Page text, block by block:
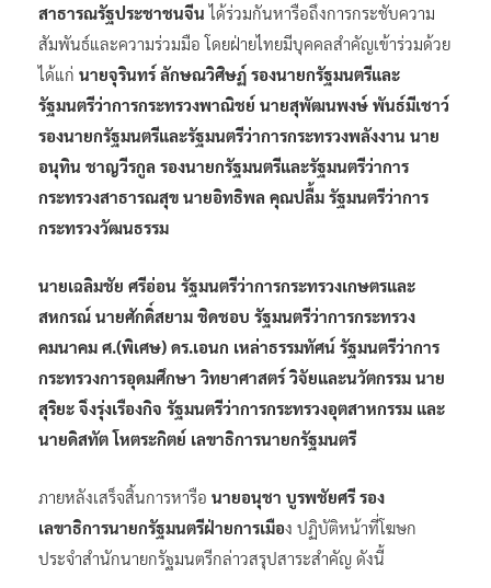
สาธารณรัฐประชาชนจีน ได้ร่วมกันหารือถึงการกระชับความ
สัมพันธ์และความร่วมมือ โดยฝ่ายไทยมีบุคคลสำคัญเข้าร่วมด้วย
ได้แก่ นายจุรินทร์ ลักษณวิศิษฏ์ รองนายกรัฐมนตรีและ
รัฐมนตรีว่าการกระทรวงพาณิชย์ นายสุพัฒนพงษ์ พันธ์มีเชาว์
รองนายกรัฐมนตรีและรัฐมนตรีว่าการกระทรวงพลังงาน นาย
อนุทิน ชาญวีรกูล รองนายกรัฐมนตรีและรัฐมนตรีว่าการ
กระทรวงสาธารณสุข นายอิทธิพล คุณปลื้ม รัฐมนตรีว่าการ
กระทรวงวัฒนธรรม
นายเฉลิมชัย ศรีอ่อน รัฐมนตรีว่าการกระทรวงเกษตรและ
สหกรณ์ นายศักดิ์สยาม ชิดชอบ รัฐมนตรีว่าการกระทรวง
คมนาคม ศ.(พิเศษ) ดร.เอนก เหล่าธรรมทัศน์ รัฐมนตรีว่าการ
กระทรวงการอุดมศึกษา วิทยาศาสตร์ วิจัยและนวัตกรรม นาย
สุริยะ จึงรุ่งเรืองกิจ รัฐมนตรีว่าการกระทรวงอุตสาหกรรม และ
นายดิสทัต โหตระกิตย์ เลขาธิการนายกรัฐมนตรี
ภายหลังเสร็จสิ้นการหารือ นายอนุชา บูรพชัยศรี รอง
เลขาธิการนายกรัฐมนตรีฝ่ายการเมือง ปฏิบัติหน้าที่โฆษก
ประจำสำนักนายกรัฐมนตรีกล่าวสรุปสาระสำคัญ ดังนี้